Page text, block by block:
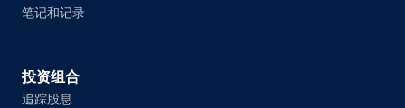
笔记和记录
投资组合
追踪股息